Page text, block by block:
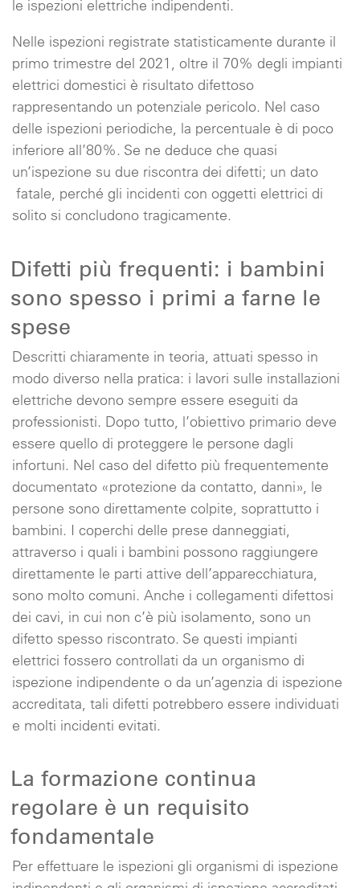
le ispezioni elettriche indipendenti.
Nelle ispezioni registrate statisticamente durante il
primo trimestre del 2021, oltre il 70% degli impianti
elettrici domestici è risultato difettoso
rappresentando un potenziale pericolo. Nel caso
delle ispezioni periodiche, la percentuale è di poco
inferiore all’80%. Se ne deduce che quasi
un’ispezione su due riscontra dei difetti; un dato
fatale, perché gli incidenti con oggetti elettrici di
solito si concludono tragicamente.
Difetti più frequenti: i bambini
sono spesso i primi a farne le
spese
Descritti chiaramente in teoria, attuati spesso in
modo diverso nella pratica: i lavori sulle installazioni
elettriche devono sempre essere eseguiti da
professionisti. Dopo tutto, l’obiettivo primario deve
essere quello di proteggere le persone dagli
infortuni. Nel caso del difetto più frequentemente
documentato «protezione da contatto, danni», le
persone sono direttamente colpite, soprattutto i
bambini. I coperchi delle prese danneggiati,
attraverso i quali i bambini possono raggiungere
direttamente le parti attive dell’apparecchiatura,
sono molto comuni. Anche i collegamenti difettosi
dei cavi, in cui non c’è più isolamento, sono un
difetto spesso riscontrato. Se questi impianti
elettrici fossero controllati da un organismo di
ispezione indipendente o da un’agenzia di ispezione
accreditata, tali difetti potrebbero essere individuati
e molti incidenti evitati.
La formazione continua
regolare è un requisito
fondamentale
Per effettuare le ispezioni gli organismi di ispezione